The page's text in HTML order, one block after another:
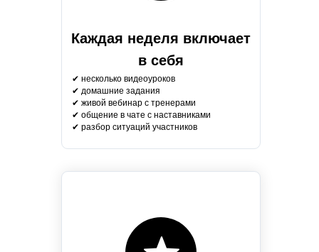
Каждая неделя включает
в себя
✔ несколько видеоуроков
✔ домашние задания
✔ живой вебинар с тренерами
✔ общение в чате с наставниками
✔ разбор ситуаций учаcтников